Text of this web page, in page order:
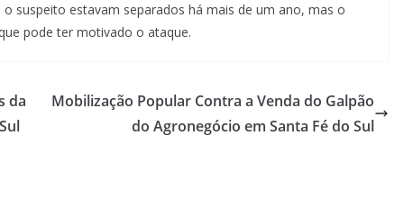
suspeito estavam separados há mais de um ano, mas o
pode ter motivado o ataque.
da
Mobilização Popular Contra a Venda do Galpão
do Agronegócio em Santa Fé do Sul